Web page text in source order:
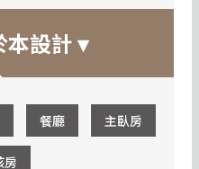
本設計 ▾
餐廳 主臥房
房